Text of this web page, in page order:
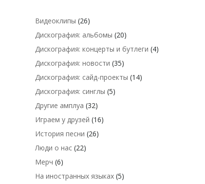
Видеоклипы (26)
Дискография: альбомы (20)
Дискография: концерты и бутлеги (4)
Дискография: новости (35)
Дискография: сайд-проекты (14)
Дискография: синглы (5)
Другие амплуа (32)
Играем у друзей (16)
История песни (26)
Люди о нас (22)
Мерч (6)
На иностранных языках (5)